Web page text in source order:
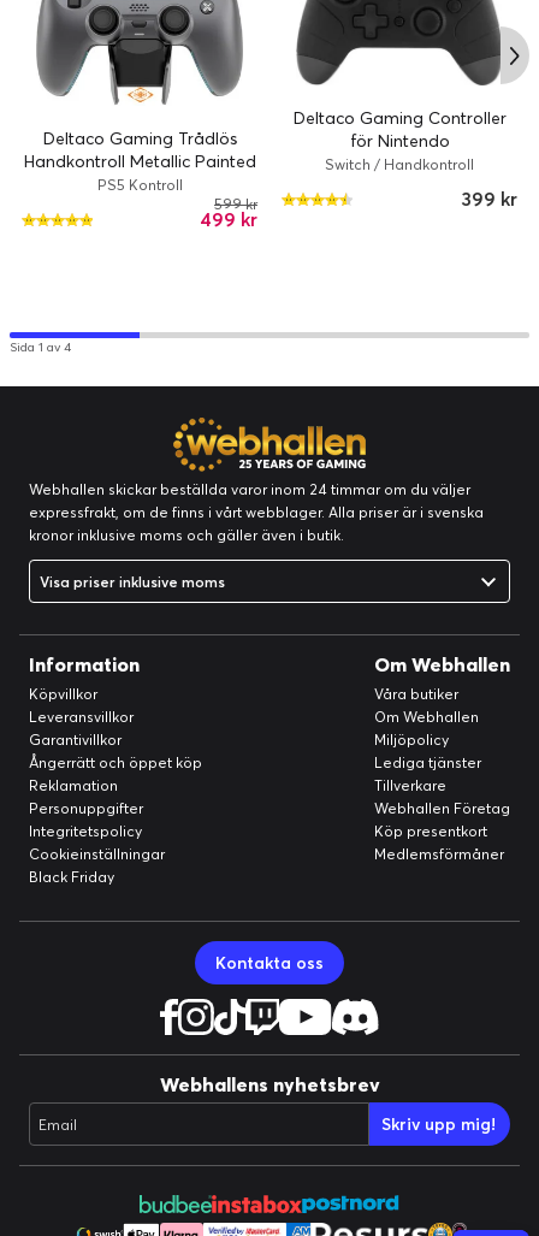
Deltaco Gaming Trådlös
Handkontroll Metallic Painted
(PS5) - Steel Gray
PS5 Kontroll
499 kr
599 kr
Deltaco Gaming Controller
för Nintendo
Switch/PC/Android /
Switch / Handkontroll
399 kr
Sida 1 av 4
Webhallen skickar beställda varor inom 24 timmar om du väljer
expressfrakt, om de finns i vårt webblager. Alla priser är i svenska
kronor inklusive moms och gäller även i butik.
Visa priser inklusive moms
Information
Köpvillkor
Leveransvillkor
Garantivillkor
Ångerrätt och öppet köp
Reklamation
Personuppgifter
Integritetspolicy
Cookieinställningar
Black Friday
Om Webhallen
Våra butiker
Om Webhallen
Miljöpolicy
Lediga tjänster
Tillverkare
Webhallen Företag
Köp presentkort
Medlemsförmåner
Kontakta oss
Webhallens nyhetsbrev
Email Skriv upp mig!